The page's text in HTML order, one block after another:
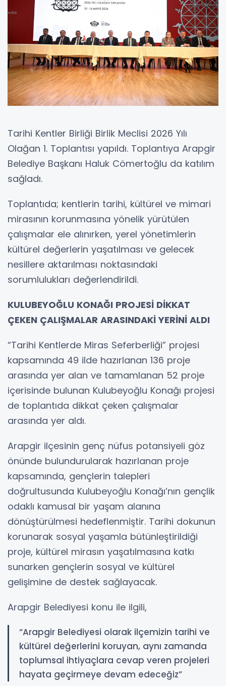
Tarihi Kentler Birliği Birlik Meclisi 2026 Yılı
Olağan 1. Toplantısı yapıldı. Toplantıya Arapgir
Belediye Başkanı Haluk Cömertoğlu da katılım
sağladı.
Toplantıda; kentlerin tarihi, kültürel ve mimari
mirasının korunmasına yönelik yürütülen
çalışmalar ele alınırken, yerel yönetimlerin
kültürel değerlerin yaşatılması ve gelecek
nesillere aktarılması noktasındaki
sorumlulukları değerlendirildi.
KULUBEYOĞLU KONAĞI PROJESİ DİKKAT
ÇEKEN ÇALIŞMALAR ARASINDAKİ YERİNİ ALDI
“Tarihi Kentlerde Miras Seferberliği” projesi
kapsamında 49 ilde hazırlanan 136 proje
arasında yer alan ve tamamlanan 52 proje
içerisinde bulunan Kulubeyoğlu Konağı projesi
de toplantıda dikkat çeken çalışmalar
arasında yer aldı.
Arapgir ilçesinin genç nüfus potansiyeli göz
önünde bulundurularak hazırlanan proje
kapsamında, gençlerin talepleri
doğrultusunda Kulubeyoğlu Konağı’nın gençlik
odaklı kamusal bir yaşam alanına
dönüştürülmesi hedeflenmiştir. Tarihi dokunun
korunarak sosyal yaşamla bütünleştirildiği
proje, kültürel mirasın yaşatılmasına katkı
sunarken gençlerin sosyal ve kültürel
gelişimine de destek sağlayacak.
Arapgir Belediyesi konu ile ilgili,
“Arapgir Belediyesi olarak ilçemizin tarihi ve
kültürel değerlerini koruyan, aynı zamanda
toplumsal ihtiyaçlara cevap veren projeleri
hayata geçirmeye devam edeceğiz”